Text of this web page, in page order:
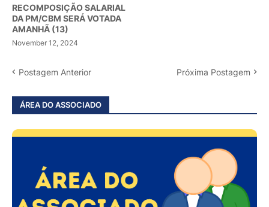
RECOMPOSIÇÃO SALARIAL
DA PM/CBM SERÁ VOTADA
AMANHÃ (13)
November 12, 2024
Postagem Anterior Próxima Postagem
ÁREA DO ASSOCIADO